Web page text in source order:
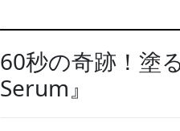
60秒の奇跡！塗
Serum』